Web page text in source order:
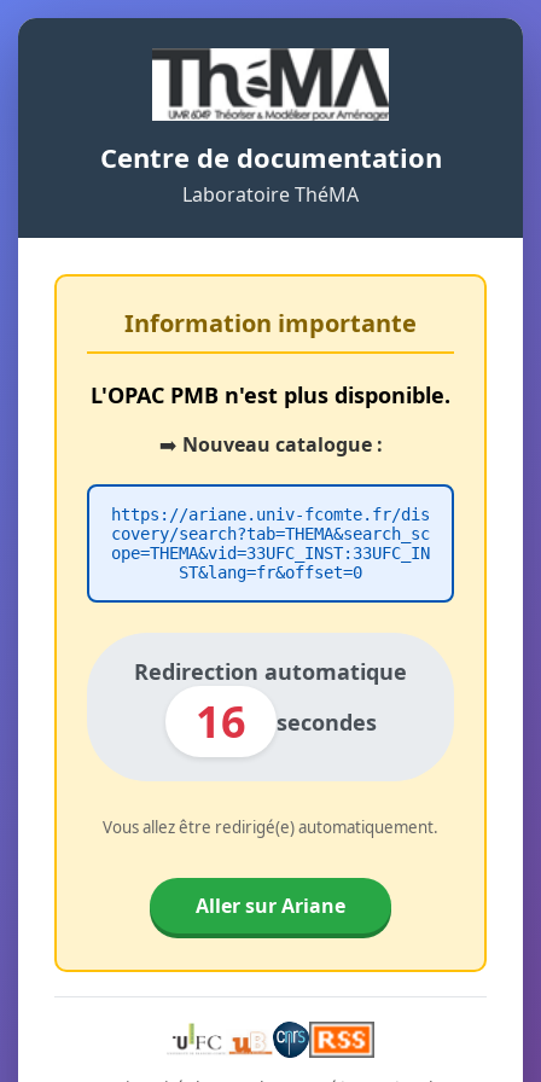
Centre de documentation
Laboratoire ThéMA
Information importante
L'OPAC PMB n'est plus disponible.
➡️ Nouveau catalogue :
https://ariane.univ-fcomte.fr/dis
covery/search?tab=THEMA&search_sc
ope=THEMA&vid=33UFC_INST:33UFC_IN
ST&lang=fr&offset=0
Redirection automatique
16 secondes
Vous allez être redirigé(e) automatiquement.
Aller sur Ariane